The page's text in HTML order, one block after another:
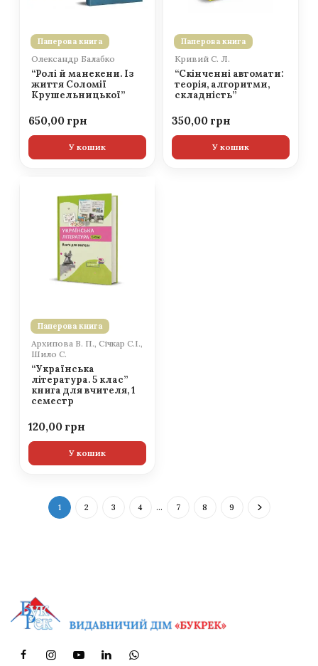
Паперова книга
Олександр Балабко
“Ролі й манекени. Із
життя Соломії
Крушельницької”
650,00
У кошик
Паперова книга
Кривий С. Л.
“Скінченні автомати:
теорія, алгоритми,
складність”
350,00
У кошик
Паперова книга
Архипова В. П., Січкар С.І.,
Шило С.
“Українська
література. 5 клас”
книга для вчителя, 1
семестр
120,00
У кошик
1 2 3 4 … 7 8 9